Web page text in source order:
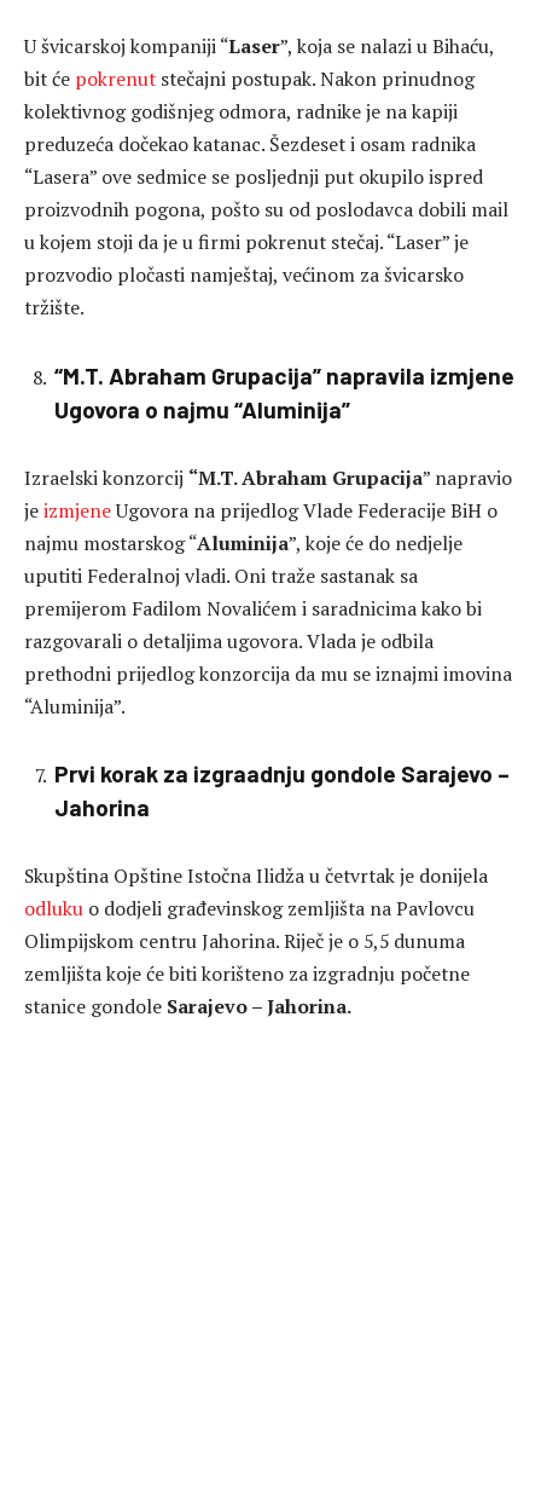
U švicarskoj kompaniji “Laser”, koja se nalazi u Bihaću,
bit će pokrenut stečajni postupak. Nakon prinudnog
kolektivnog godišnjeg odmora, radnike je na kapiji
preduzeća dočekao katanac. Šezdeset i osam radnika
“Lasera” ove sedmice se posljednji put okupilo ispred
proizvodnih pogona, pošto su od poslodavca dobili mail
u kojem stoji da je u firmi pokrenut stečaj. “Laser” je
prozvodio pločasti namještaj, većinom za švicarsko
tržište.
“M.T. Abraham Grupacija” napravila izmjene
Ugovora o najmu “Aluminija”
Izraelski konzorcij “M.T. Abraham Grupacija” napravio
jeizmjeneUgovora na prijedlog Vlade Federacije BiH o
najmu mostarskog “Aluminija”, koje će do nedjelje
uputiti Federalnoj vladi. Oni traže sastanak sa
premijerom Fadilom Novalićem i saradnicima kako bi
razgovarali o detaljima ugovora. Vlada je odbila
prethodni prijedlog konzorcija da mu se iznajmi imovina
“Aluminija”.
Prvi korak za izgraadnju gondole Sarajevo –
Jahorina
Skupština Opštine Istočna Ilidža u četvrtak je donijela
odluku o dodjeli građevinskog zemljišta na Pavlovcu
Olimpijskom centru Jahorina. Riječ je o 5,5 dunuma
zemljišta koje će biti korišteno za izgradnju početne
stanice gondole Sarajevo – Jahorina.